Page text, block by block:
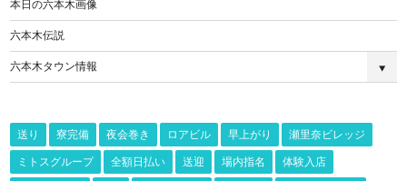
本日の六本木画像
六本木伝説
六本木タウン情報
送り 寮完備 夜会巻き ロアビル 早上がり 瀬里奈ビレッジ
ミトスグループ 全額日払い 送迎 場内指名 体験入店